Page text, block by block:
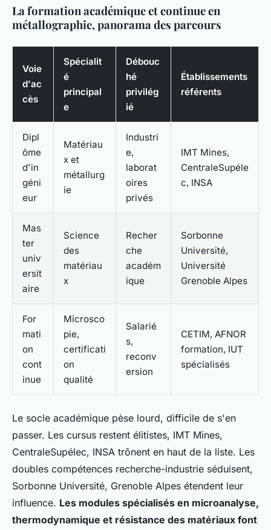
La formation académique et continue en
métallographie, panorama des parcours
Voie
d'ac
cès
Spécialit
é
principal
e
Débouc
hé
privilég
ié
Établissements
référents
Dipl
ôme
d'in
géni
eur
Matériau
x et
métallurg
ie
Industri
e,
laborat
oires
privés
IMT Mines,
CentraleSupéle
c, INSA
Mas
ter
univ
ersit
aire
Science
des
matériau
x
Recher
che
académ
ique
Sorbonne
Université,
Université
Grenoble Alpes
For
mati
on
cont
inue
Microsco
pie,
certificati
on
qualité
Salarié
s,
reconv
ersion
CETIM, AFNOR
formation, IUT
spécialisés
Le socle académique pèse lourd, difficile de s'en
passer. Les cursus restent élitistes, IMT Mines,
CentraleSupélec, INSA trônent en haut de la liste. Les
doubles compétences recherche-industrie séduisent,
Sorbonne Université, Grenoble Alpes étendent leur
influence. Les modules spécialisés en microanalyse,
thermodynamique et résistance des matériaux font